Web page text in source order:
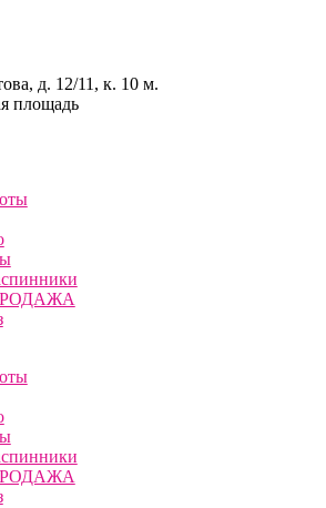
д. 12/11, к. 10 м.
площадь